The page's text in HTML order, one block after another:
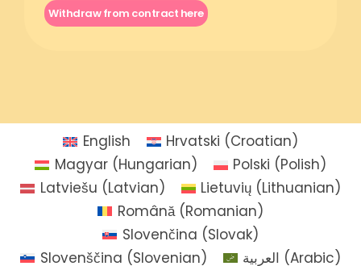
Withdraw from contract here
English Hrvatski (Croatian)
Magyar(Hungarian) Polski (Polish)
Latviešu (Latvian) Lietuvių (Lithuanian)
Română(Romanian)
Slovenčina (Slovak)
Slovenščina (Slovenian) العربية (Arabic)